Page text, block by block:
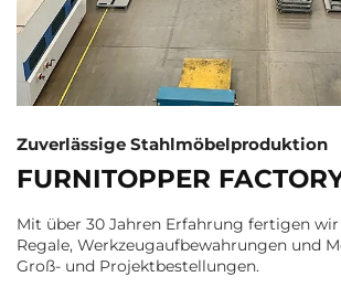
Zuverlässige Stahlmöbelproduktion
FURNITOPPER
Mit über 30 Jahren Erfahrung fertigen wir
Regale, Werkzeugaufbewahrungen und
Groß- und Projektbestellungen.